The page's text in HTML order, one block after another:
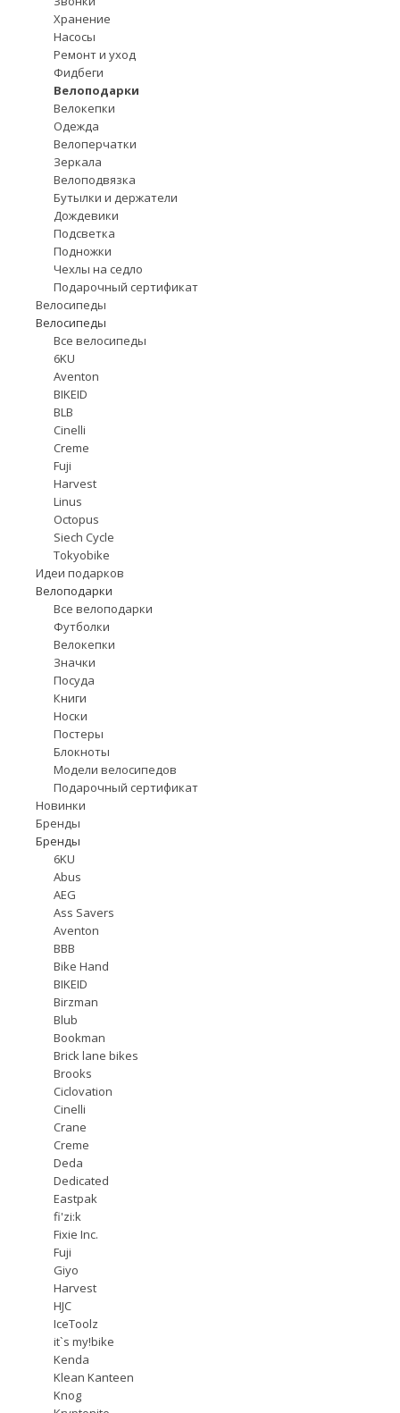
Хранение
Насосы
Ремонт и уход
Фидбеги
Велоподарки
Велокепки
Одежда
Велоперчатки
Зеркала
Велоподвязка
Бутылки и держатели
Дождевики
Подсветка
Подножки
Чехлы на седло
Подарочный сертификат
Велосипеды
Велосипеды
Все велосипеды
6KU
Aventon
BIKEID
BLB
Cinelli
Creme
Fuji
Harvest
Linus
Octopus
Siech Cycle
Tokyobike
Идеи подарков
Велоподарки
Все велоподарки
Футболки
Велокепки
Значки
Посуда
Книги
Носки
Постеры
Блокноты
Модели велосипедов
Подарочный сертификат
Новинки
Бренды
Бренды
6KU
Abus
AEG
Ass Savers
Aventon
BBB
Bike Hand
BIKEID
Birzman
Blub
Bookman
Brick lane bikes
Brooks
Ciclovation
Cinelli
Crane
Creme
Deda
Dedicated
Eastpak
fi'zi:k
Fixie Inc.
Fuji
Giyo
Harvest
HJC
IceToolz
it`s my!bike
Kenda
Klean Kanteen
Knog